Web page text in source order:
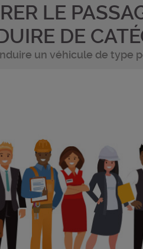
LE
DE
un véhicule de type